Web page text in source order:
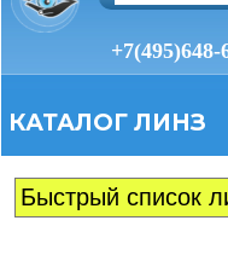
+7(495)648-
КАТАЛОГ ЛИНЗ